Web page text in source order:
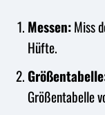
Messen:Miss
Hüfte.
Größentabelle